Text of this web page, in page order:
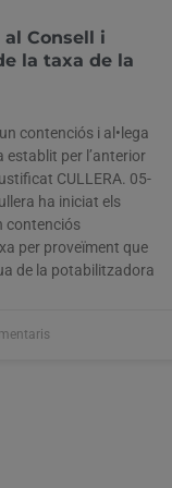
Consell i
la taxa de la
contenciós i al•lega
establit per l’anterior
CULLERA. 05-
ha iniciat els
contenciós
per proveïment que
de la potabilitzadora